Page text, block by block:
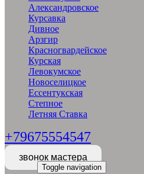
Александровское
Курсавка
Дивное
Арзгир
Красногвардейское
Курская
Левокумское
Новоселицкое
Ессентукская
Степное
Летняя Ставка
+79675554547
звонок мастера
Toggle navigation